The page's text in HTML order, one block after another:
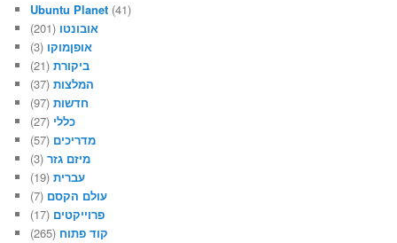
Ubuntu Planet (41)
אובונטו (201)
אופןמוקו (3)
ביקורת(21)
המלצות(37)
חדשות(97)
כללי (27)
מדריכים (57)
מיזם גזר(3)
עברית(19)
עולם הקסם (7)
פרוייקטים (17)
קוד פתוח (265)